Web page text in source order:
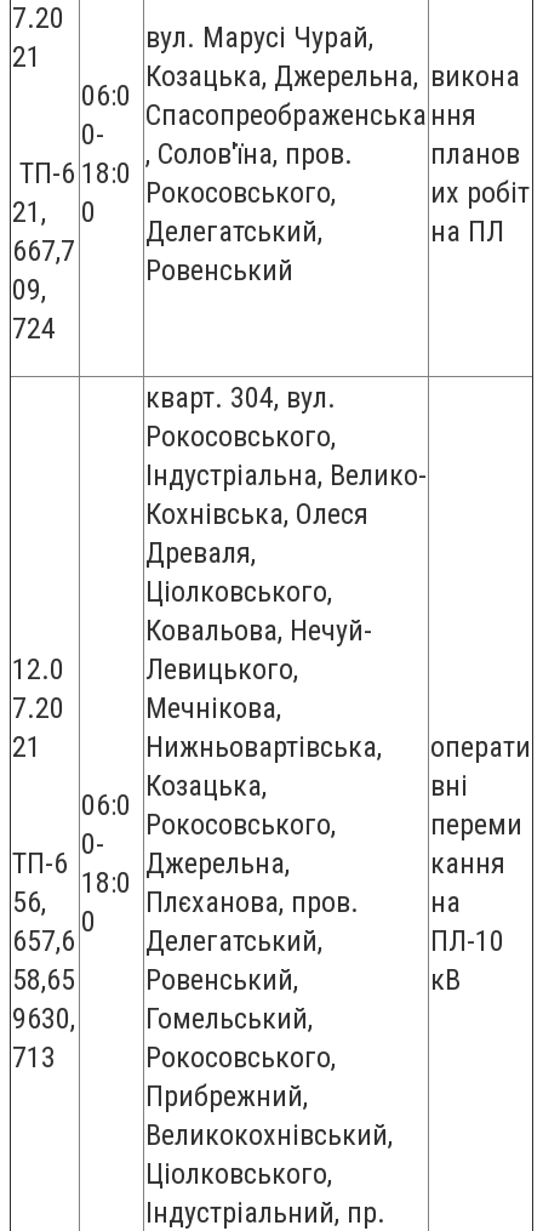
7.20
21
ТП-6
21,
667,7
09,
724
06:0
0-
18:0
0
вул. Марусі Чурай,
Козацька, Джерельна,
Спасопреображенська
, Солов'їна, пров.
Рокосовського,
Делегатський,
Ровенський
викона
ння
планов
их робіт
на ПЛ
12.0
7.20
21
ТП-6
56,
657,6
58,65
9630,
713
06:0
0-
18:0
0
кварт. 304, вул.
Рокосовського,
Індустріальна, Велико-
Кохнівська, Олеся
Древаля,
Ціолковського,
Ковальова, Нечуй-
Левицького,
Мечнікова,
Нижньовартівська,
Козацька,
Рокосовського,
Джерельна,
Плєханова, пров.
Делегатський,
Ровенський,
Гомельський,
Рокосовського,
Прибрежний,
Великокохнівський,
Ціолковського,
Індустріальний, пр.
операти
вні
переми
кання
на
ПЛ-10
кВ